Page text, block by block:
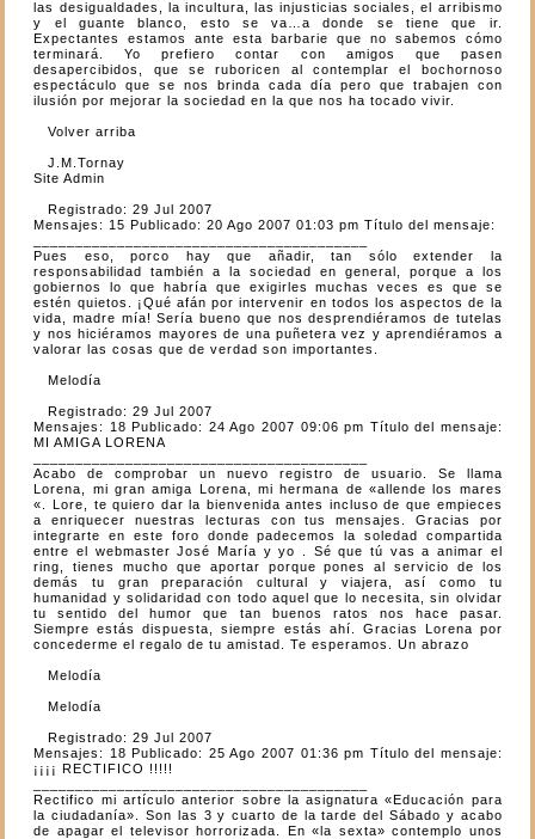
las desigualdades, la incultura, las injusticias sociales, el arribismo
y el guante blanco, esto se va…a donde se tiene que ir.
Expectantes estamos ante esta barbarie que no sabemos cómo
terminará. Yo prefiero contar con amigos que pasen
desapercibidos, que se ruboricen al contemplar el bochornoso
espectáculo que se nos brinda cada día pero que trabajen con
ilusión por mejorar la sociedad en la que nos ha tocado vivir.
Volver arriba
J.M.Tornay
Site Admin
Registrado: 29 Jul 2007
Mensajes: 15 Publicado: 20 Ago 2007 01:03 pm Título del mensaje:
Pues eso, porco hay que añadir, tan sólo extender la
responsabilidad también a la sociedad en general, porque a los
gobiernos lo que habría que exigirles muchas veces es que se
estén quietos. ¡Qué afán por intervenir en todos los aspectos de la
vida, madre mía! Sería bueno que nos desprendiéramos de tutelas
y nos hiciéramos mayores de una puñetera vez y aprendiéramos a
valorar las cosas que de verdad son importantes.
Melodía
Registrado: 29 Jul 2007
Mensajes: 18 Publicado: 24 Ago 2007 09:06 pm Título del mensaje:
MI AMIGA LORENA
Acabo de comprobar un nuevo registro de usuario. Se llama
Lorena, mi gran amiga Lorena, mi hermana de «allende los mares
«. Lore, te quiero dar la bienvenida antes incluso de que empieces
a enriquecer nuestras lecturas con tus mensajes. Gracias por
integrarte en este foro donde padecemos la soledad compartida
entre el webmaster José María y yo . Sé que tú vas a animar el
ring, tienes mucho que aportar porque pones al servicio de los
demás tu gran preparación cultural y viajera, así como tu
humanidad y solidaridad con todo aquel que lo necesita, sin olvidar
tu sentido del humor que tan buenos ratos nos hace pasar.
Siempre estás dispuesta, siempre estás ahí. Gracias Lorena por
concederme el regalo de tu amistad. Te esperamos. Un abrazo
Melodía
Melodía
Registrado: 29 Jul 2007
Mensajes: 18 Publicado: 25 Ago 2007 01:36 pm Título del mensaje:
¡¡¡¡ RECTIFICO !!!!!
Rectifico mi artículo anterior sobre la asignatura «Educación para
la ciudadanía». Son las 3 y cuarto de la tarde del Sábado y acabo
de apagar el televisor horrorizada. En «la sexta» contemplo unos